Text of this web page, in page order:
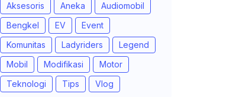
Aksesoris Aneka
Audiomobil
Bengkel
EV
Event
Komunitas
Ladyriders
Legend
Mobil
Modifikasi
Motor
Teknologi
Tips Vlog